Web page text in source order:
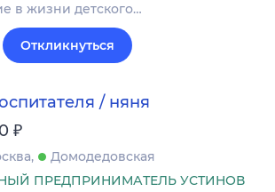
в жизни детского…
Откликнуться
/ няня
₽
Домодедовская
ПРЕДПРИНИМАТЕЛЬ УСТИНОВ